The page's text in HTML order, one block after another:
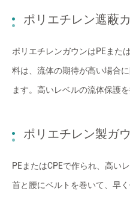
ポリエチレン遮蔽
ポリエチレンガウンはPEまた
料は、流体の期待が高い場合
ます。高いレベルの流体保護
ポリエチレン製ガ
PEまたはCPEで作られ、高い
首と腰にベルトを巻いて、早く